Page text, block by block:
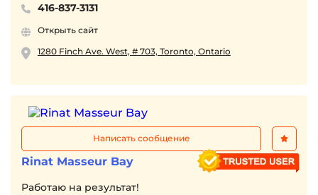
416-837-3131
Открыть сайт
1280 Finch Ave. West, # 703, Toronto, Ontario
Написать сообщение
Rinat Masseur Bay
Работаю на результат!